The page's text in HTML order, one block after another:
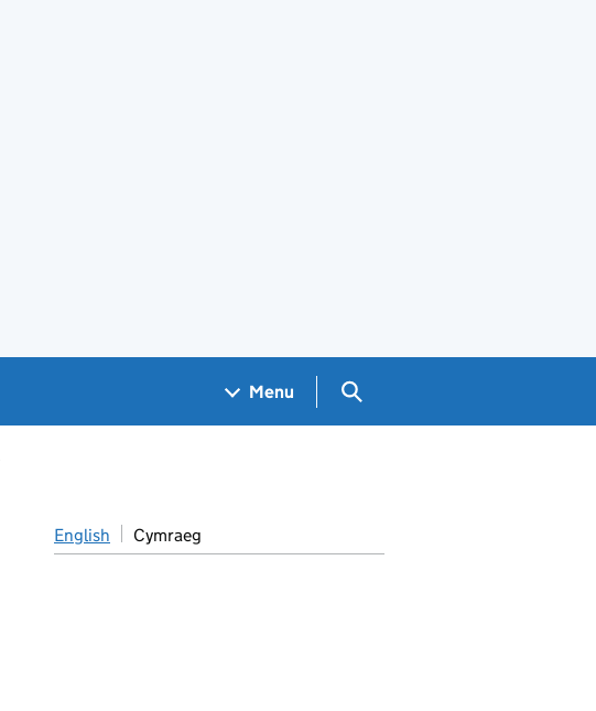
Menu Search GOV.UK
English Cymraeg